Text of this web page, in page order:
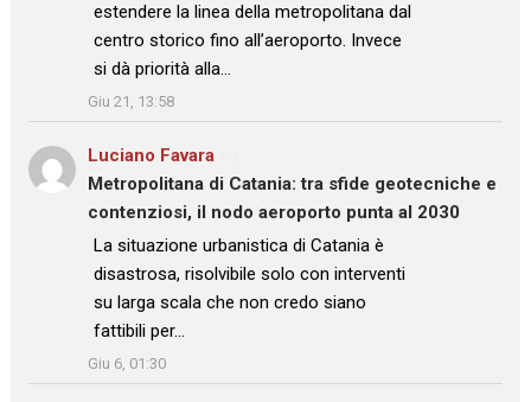
estendere la linea della metropolitana dal
centro storico fino all’aeroporto. Invece
si dà priorità alla…
”
Giu 21, 13:58
Luciano Favara
Metropolitana di Catania: tra sfide geotecniche e
contenziosi, il nodo aeroporto punta al 2030
: “La situazione urbanistica di Catania è
disastrosa, risolvibile solo con interventi
su larga scala che non credo siano
fattibili per…
”
Giu 6, 01:30